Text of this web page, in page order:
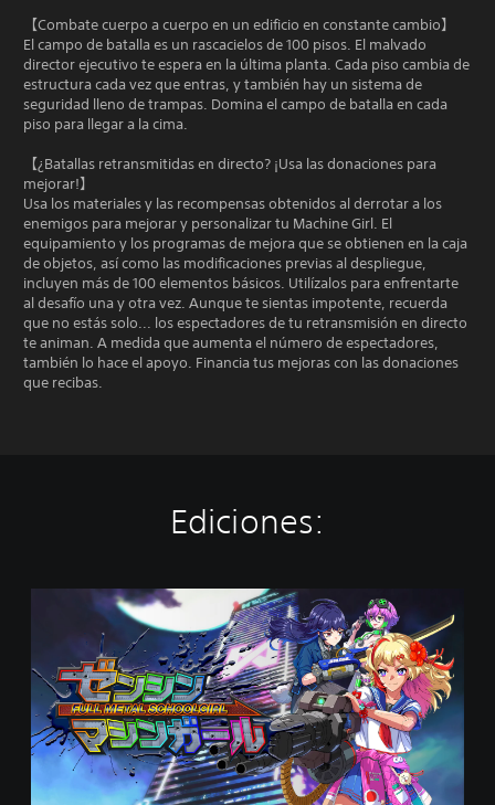
【Combate cuerpo a cuerpo en un edificio en constante cambio】
El campo de batalla es un rascacielos de 100 pisos. El malvado
director ejecutivo te espera en la última planta. Cada piso cambia de
estructura cada vez que entras, y también hay un sistema de
seguridad lleno de trampas. Domina el campo de batalla en cada
piso para llegar a la cima.
【¿Batallas retransmitidas en directo? ¡Usa las donaciones para
mejorar!】
Usa los materiales y las recompensas obtenidos al derrotar a los
enemigos para mejorar y personalizar tu Machine Girl. El
equipamiento y los programas de mejora que se obtienen en la caja
de objetos, así como las modificaciones previas al despliegue,
incluyen más de 100 elementos básicos. Utilízalos para enfrentarte
al desafío una y otra vez. Aunque te sientas impotente, recuerda
que no estás solo... los espectadores de tu retransmisión en directo
te animan. A medida que aumenta el número de espectadores,
también lo hace el apoyo. Financia tus mejoras con las donaciones
que recibas.
Ediciones:
d
a
r
d
d